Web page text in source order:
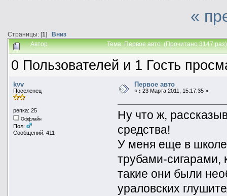
«
Страницы: [1] Вниз
Автор Тема: Первое авто (Прочитано 3147 раз)
0 Пользователей и 1 Гость
kvv
Поселенец
репка: 25
Оффлайн
Пол:
Сообщений: 411
Первое авто
« : 23 Марта 2011, 15:17:35 »
Ну что ж,
средства!
У меня еще в
трубами-сигарами,
такие они были
ураловских